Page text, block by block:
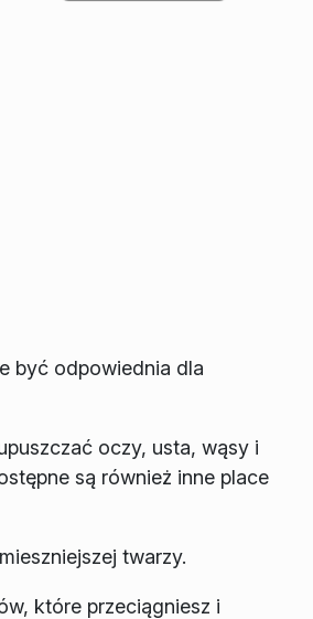
być odpowiednia dla
oczy, usta, wąsy i
są również inne place
twarzy.
które przeciągniesz i